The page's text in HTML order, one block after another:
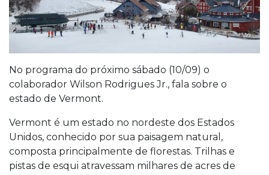
No programa do próximo sábado (10/09) o
colaborador Wilson Rodrigues Jr., fala sobre o
estado de Vermont.
Vermont é um estado no nordeste dos Estados
Unidos, conhecido por sua paisagem natural,
composta principalmente de florestas. Trilhas e
pistas de esqui atravessam milhares de acres de